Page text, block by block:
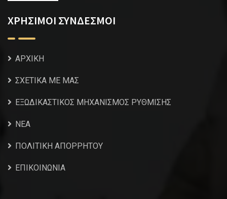
ΧΡΗΣΙΜΟΙ ΣΥΝΔΕΣΜΟΙ
ΑΡΧΙΚΗ
ΣΧΕΤΙΚΑ ΜΕ ΜΑΣ
ΕΞΩΔΙΚΑΣΤΙΚΟΣ ΜΗΧΑΝΙΣΜΟΣ ΡΥΘΜΙΣΗΣ
NEA
ΠΟΛΙΤΙΚΗ ΑΠΟΡΡΗΤΟΥ
ΕΠΙΚΟΙΝΩΝΙΑ